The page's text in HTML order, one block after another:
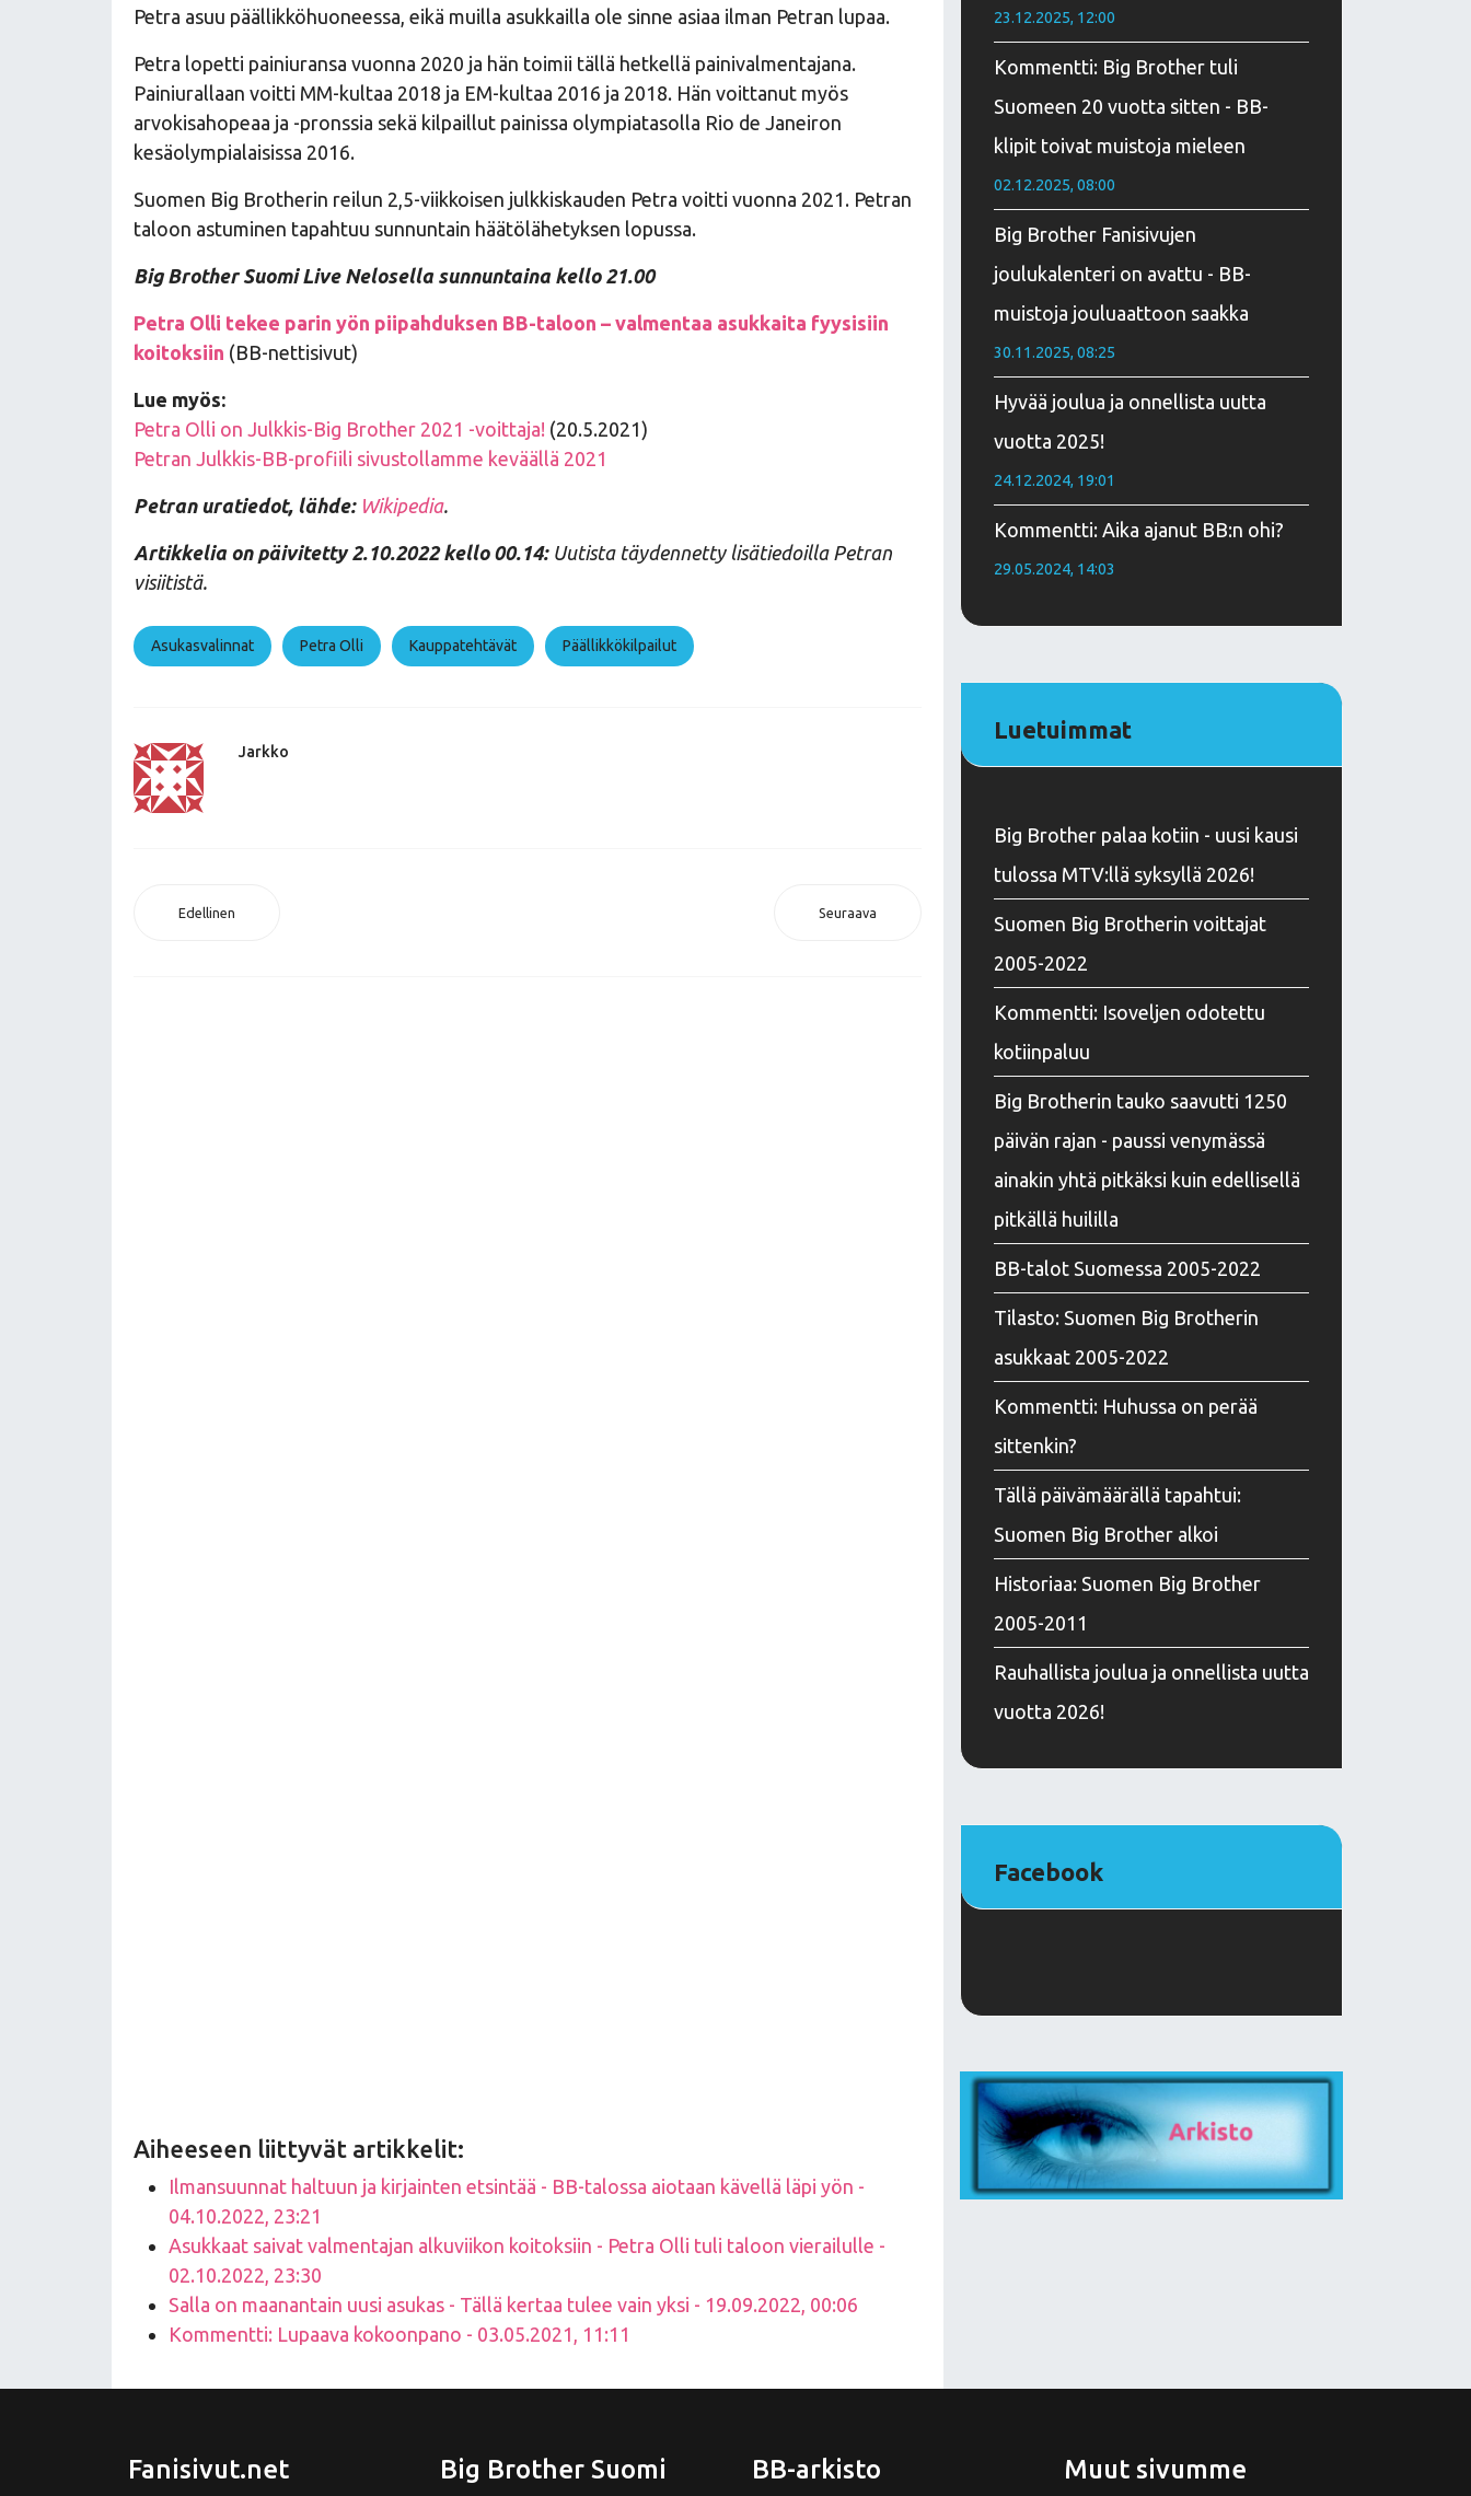
Petra asuu päällikköhuoneessa, eikä muilla asukkailla ole sinne asiaa ilman Petran lupaa.
Petra lopetti painiuransa vuonna 2020 ja hän toimii tällä hetkellä painivalmentajana.
Painiurallaan voitti MM-kultaa 2018 ja EM-kultaa 2016 ja 2018. Hän voittanut myös
arvokisahopeaa ja -pronssia sekä kilpaillut painissa olympiatasolla Rio de Janeiron
kesäolympialaisissa 2016.
Suomen Big Brotherin reilun 2,5-viikkoisen julkkiskauden Petra voitti vuonna 2021. Petran
taloon astuminen tapahtuu sunnuntain häätölähetyksen lopussa.
Big Brother Suomi Live Nelosella sunnuntaina kello 21.00
Petra Olli tekee parin yön piipahduksen BB-taloon – valmentaa asukkaita fyysisiin
koitoksiin (BB-nettisivut)
Lue myös:
Petra Olli on Julkkis-Big Brother 2021 -voittaja! (20.5.2021)
Petran Julkkis-BB-profiili sivustollamme keväällä 2021
Petran uratiedot, lähde: Wikipedia.
Artikkelia on päivitetty 2.10.2022 kello 00.14:Uutista täydennetty lisätiedoilla Petran
visiitistä.
Asukasvalinnat Petra Olli Kauppatehtävät Päällikkökilpailut
Jarkko
Edellinen Seuraava
Aiheeseen liittyvät artikkelit:
Ilmansuunnat haltuun ja kirjainten etsintää - BB-talossa aiotaan kävellä läpi yön -
04.10.2022, 23:21
Asukkaat saivat valmentajan alkuviikon koitoksiin - Petra Olli tuli taloon vierailulle -
02.10.2022, 23:30
Salla on maanantain uusi asukas - Tällä kertaa tulee vain yksi - 19.09.2022, 00:06
Kommentti: Lupaava kokoonpano - 03.05.2021, 11:11
23.12.2025, 12:00
Kommentti: Big Brother tuli
Suomeen 20 vuotta sitten - BB-
klipit toivat muistoja mieleen
02.12.2025, 08:00
Big Brother Fanisivujen
joulukalenteri on avattu - BB-
muistoja jouluaattoon saakka
30.11.2025, 08:25
Hyvää joulua ja onnellista uutta
vuotta 2025!
24.12.2024, 19:01
Kommentti: Aika ajanut BB:n ohi?
29.05.2024, 14:03
Luetuimmat
Big Brother palaa kotiin - uusi kausi
tulossa MTV:llä syksyllä 2026!
Suomen Big Brotherin voittajat
2005-2022
Kommentti: Isoveljen odotettu
kotiinpaluu
Big Brotherin tauko saavutti 1250
päivän rajan - paussi venymässä
ainakin yhtä pitkäksi kuin edellisellä
pitkällä huililla
BB-talot Suomessa 2005-2022
Tilasto: Suomen Big Brotherin
asukkaat 2005-2022
Kommentti: Huhussa on perää
sittenkin?
Tällä päivämäärällä tapahtui:
Suomen Big Brother alkoi
Historiaa: Suomen Big Brother
2005-2011
Rauhallista joulua ja onnellista uutta
vuotta 2026!
Facebook
Fanisivut.net Big Brother Suomi BB-arkisto Muut sivumme